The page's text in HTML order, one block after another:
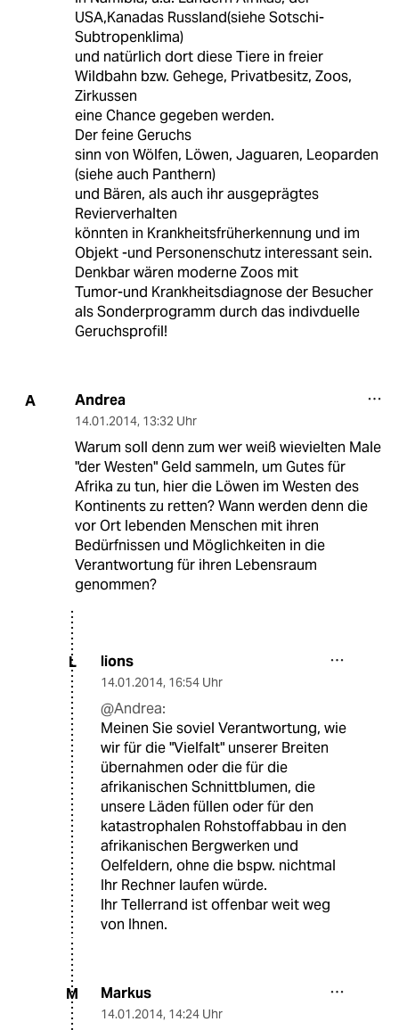
USA,Kanadas Russland(siehe Sotschi-
Subtropenklima)
und natürlich dort diese Tiere in freier
Wildbahn bzw. Gehege, Privatbesitz, Zoos,
Zirkussen
eine Chance gegeben werden.
Der feine Geruchs
sinn von Wölfen, Löwen, Jaguaren, Leoparden
(siehe auch Panthern)
und Bären, als auch ihr ausgeprägtes
Revierverhalten
könnten in Krankheitsfrüherkennung und im
Objekt -und Personenschutz interessant sein.
Denkbar wären moderne Zoos mit
Tumor-und Krankheitsdiagnose der Besucher
als Sonderprogramm durch das indivduelle
Geruchsprofil!
A Andrea
14.01.2014, 13:32 Uhr
Warum soll denn zum wer weiß wievielten Male
"der Westen" Geld sammeln, um Gutes für
Afrika zu tun, hier die Löwen im Westen des
Kontinents zu retten? Wann werden denn die
vor Ort lebenden Menschen mit ihren
Bedürfnissen und Möglichkeiten in die
Verantwortung für ihren Lebensraum
genommen?
L lions
14.01.2014, 16:54 Uhr
@Andrea:
Meinen Sie soviel Verantwortung, wie
wir für die "Vielfalt" unserer Breiten
übernahmen oder die für die
afrikanischen Schnittblumen, die
unsere Läden füllen oder für den
katastrophalen Rohstoffabbau in den
afrikanischen Bergwerken und
Oelfeldern, ohne die bspw. nichtmal
Ihr Rechner laufen würde.
Ihr Tellerrand ist offenbar weit weg
von Ihnen.
M Markus
14.01.2014, 14:24 Uhr